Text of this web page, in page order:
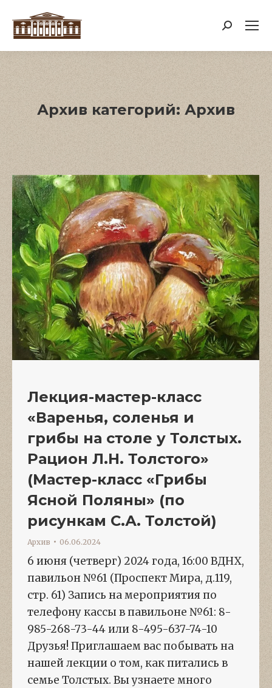
Поиск:
Архив категорий: Архив
Лекция-мастер-класс
«Варенья, соленья и
грибы на столе у Толстых.
Рацион Л.Н. Толстого»
(Мастер-класс «Грибы
Ясной Поляны» (по
рисункам С.А. Толстой)
Архив 06.06.2024
6 июня (четверг) 2024 года, 16:00 ВДНХ,
павильон №61 (Проспект Мира, д.119,
стр. 61) Запись на мероприятия по
телефону кассы в павильоне №61: 8-
985-268-73-44 или 8-495-637-74-10
Друзья! Приглашаем вас побывать на
нашей лекции о том, как питались в
семье Толстых. Вы узнаете много